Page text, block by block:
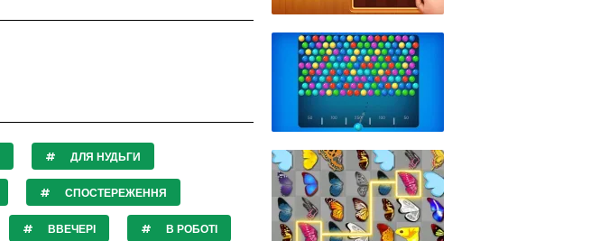
ДЛЯ НУДЬГИ
СПОСТЕРЕЖЕННЯ
ВВЕЧЕРІ В РОБОТІ